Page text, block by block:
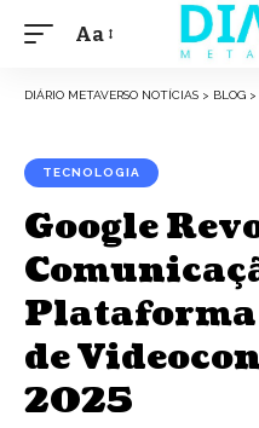
Font
Aa
DIÁRIO METAVERSO NOTÍCIAS > BLOG >
TECNOLOGIA
Google
de
2025